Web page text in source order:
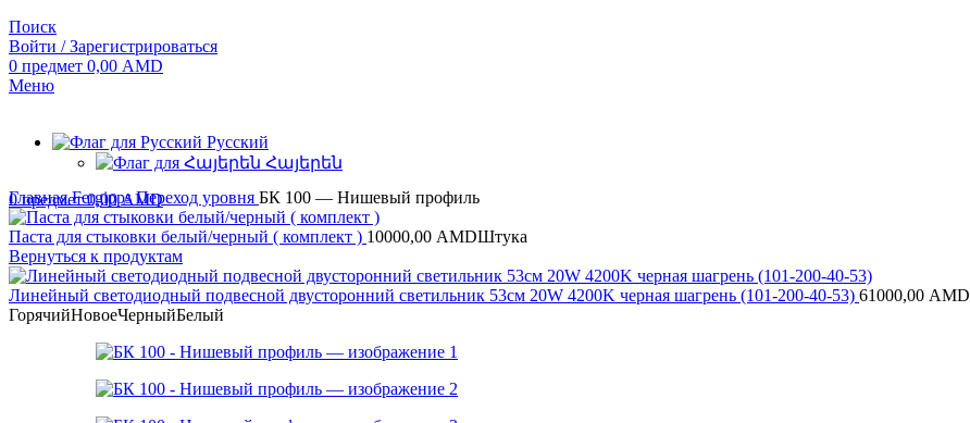
Поиск
Войти / Зарегистрироваться
0 предмет 0,00 AMD
Меню
Русский
Հայերեն
0предмет 0,00AMD
ГлавнаяFergippsПереход уровня БК 100 — Нишевый профиль
Паста для стыковки белый/черный ( комплект ) 10000,00 AMDШтука
Вернуться к продуктам
Линейный светодиодный подвесной двусторонний светильник 53см 20W 4200K черная шагрень (101-200-40-53) 61000,00 AMD
ГорячийНовоеЧерныйБелый